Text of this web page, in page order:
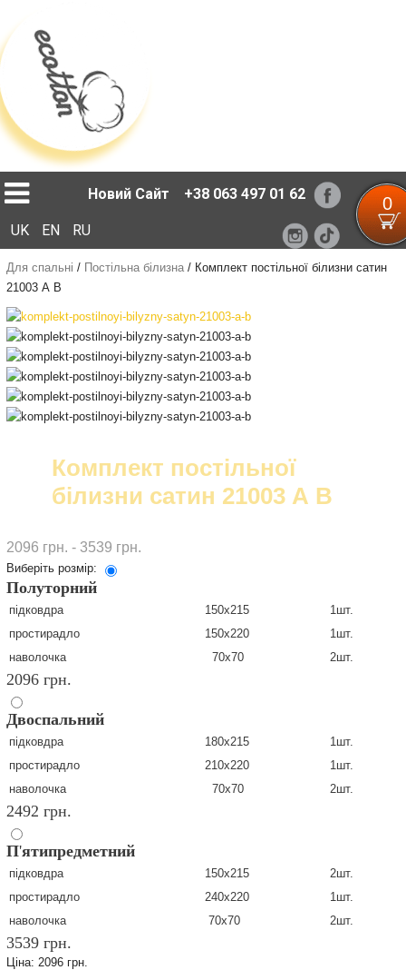
Новий Сайт +38 063 497 01 62 0
UK EN RU
Для спальні / Постільна білизна/ Комплект постільної білизни сатин
21003 А В
Комплект постільної
білизни сатин 21003 А В
2096 грн. - 3539 грн.
Виберіть розмір:
Полуторний
підковдра 150х215
1шт.
простирадло
150х220
1шт.
наволочка
70х70 2шт.
2096 грн.
Двоспальний
підковдра 180х215
1шт.
простирадло
210х220
1шт.
наволочка
70х70 2шт.
2492 грн.
П'ятипредметний
підковдра 150х215
2шт.
простирадло
240х220
1шт.
наволочка
70х70 2шт.
3539 грн.
Ціна: 2096 грн.